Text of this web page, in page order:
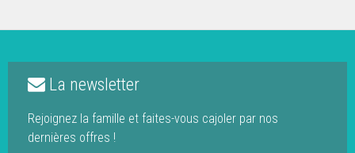
La newsletter
Rejoignez la famille et faites-vous cajoler par nos
dernières offres !